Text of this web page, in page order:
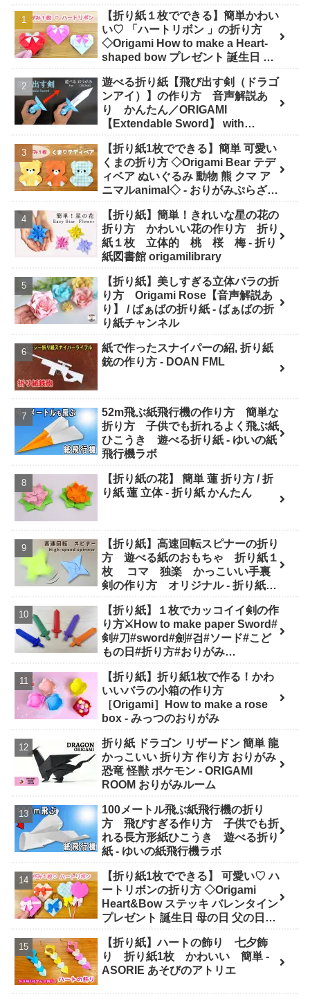
【折り紙１枚でできる】簡単かわい
い♡ 「ハートリボン 」の折り方
◇Origami How to make a Heart-
shaped bow プレゼント 誕生日 母
がみぷらざ Origami-plaza
遊べる折り紙【飛び出す剣（ドラゴ
ンアイ）】の作り方 音声解説あ
り かんたん／ORIGAMI
【Extendable Sword】 with
【折り紙1枚でできる】簡単 可愛い
くまの折り方 ◇Origami Bear テデ
ィベア ぬいぐるみ 動物 熊 クマ ア
ニマルanimal◇ - おりがみぷらざ
【折り紙】簡単！きれいな星の花の
折り方 かわいい花の作り方 折り
紙１枚 立体的 桃 桜 梅 - 折り
紙図書館 origamilibrary
【折り紙】美しすぎる立体バラの折
り方 Origami Rose【音声解説あ
り】 / ばぁばの折り紙 - ばぁばの折
り紙チャンネル
紙で作ったスナイパーの紹, 折り紙
銃の作り方 - DOAN FML
52m飛ぶ紙飛行機の作り方 簡単な
折り方 子供でも折れるよく飛ぶ紙
ひこうき 遊べる折り紙 - ゆいの紙
飛行機ラボ
【折り紙の花】 簡単 蓮 折り方 / 折
り紙 蓮 立体 - 折り紙 かんたん
【折り紙】高速回転スピナーの折り
方 遊べる紙のおもちゃ 折り紙１
枚 コマ 独楽 かっこいい手裏
剣の作り方 オリジナル - 折り紙図
【折り紙】１枚でカッコイイ剣の作
り方⚔How to make paper Sword#
剣#刀#sword#劍#검#ソード#こど
もの日#折り方#おりがみ
- Origami hana's channel
【折り紙】折り紙1枚で作る！かわ
いいバラの小箱の作り方
［Origami］How to make a rose
box - みっつのおりがみ
折り紙 ドラゴン リザードン 簡単 龍
かっこいい 折り方 作り方 おりがみ
恐竜 怪獣 ポケモン - ORIGAMI
ROOM おりがみルーム
100メートル飛ぶ紙飛行機の折り
方 飛びすぎる作り方 子供でも折
れる長方形紙ひこうき 遊べる折り
紙 - ゆいの紙飛行機ラボ
【折り紙1枚でできる】 可愛い♡ ハ
ートリボンの折り方 ◇Origami
Heart&Bow ステッキ バレンタイン
プレゼント 誕生日 母の日 父の日
Origami-plaza
【折り紙】ハートの飾り 七夕飾
り 折り紙1枚 かわいい 簡単 -
ASORIE あそびのアトリエ